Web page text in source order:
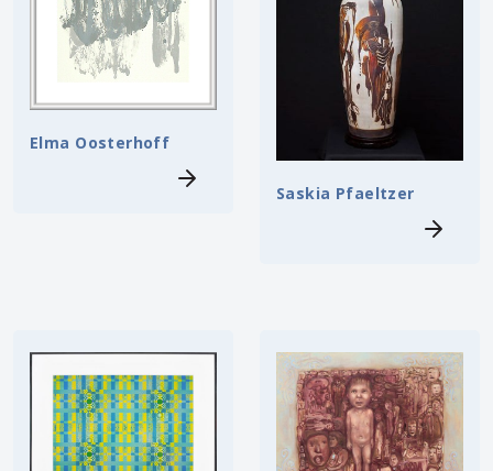
Elma Oosterhoff
Saskia Pfaeltzer